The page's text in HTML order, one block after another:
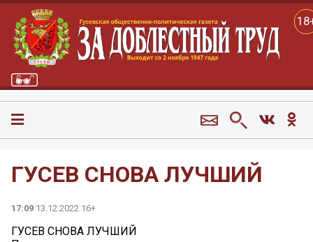
ГУСЕВ СНОВА ЛУЧШИЙ
17:09 13.12.2022 16+
ГУСЕВ СНОВА ЛУЧШИЙ